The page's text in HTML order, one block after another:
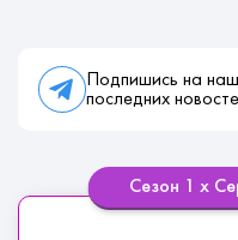
Подпишись на наш
последних
Сезон 1 х